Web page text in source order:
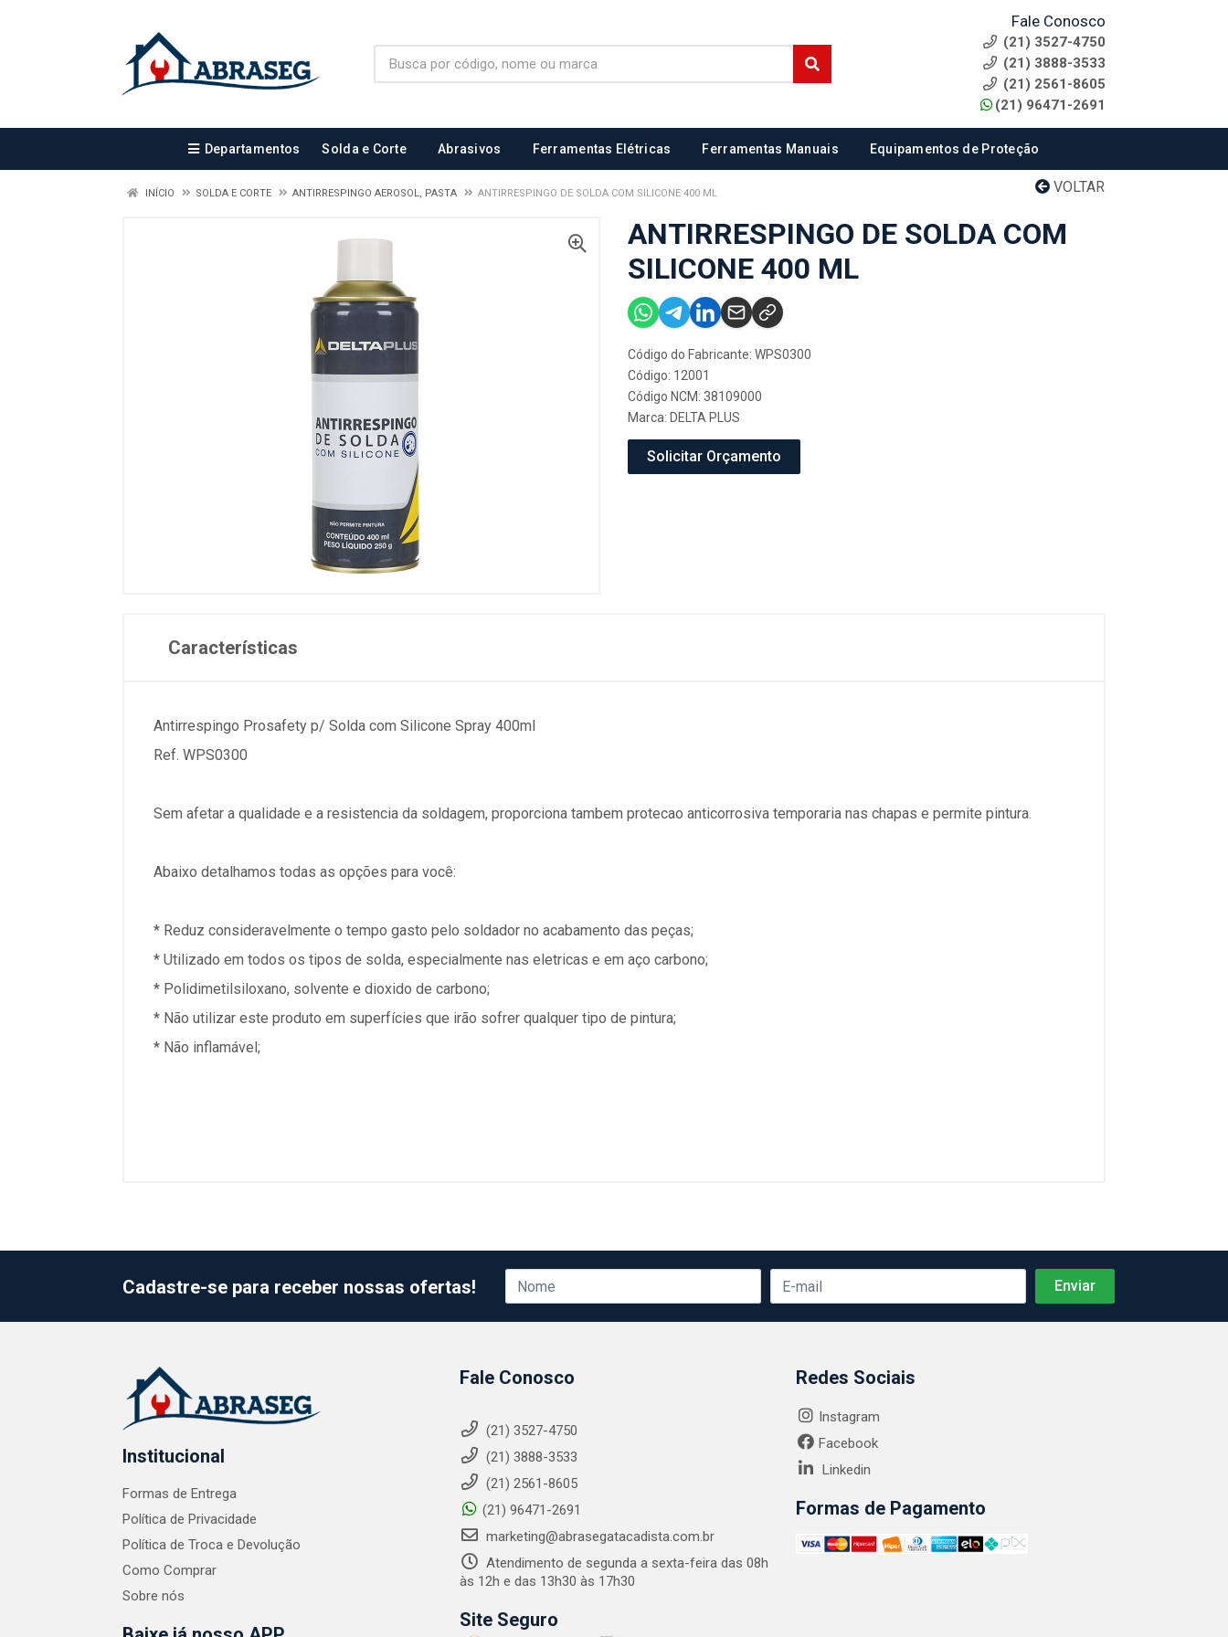
Fale Conosco
(21) 3527-4750
(21) 3888-3533
(21) 2561-8605
(21) 96471-2691
Departamentos Solda e Corte Abrasivos Ferramentas Elétricas Ferramentas Manuais Equipamentos de Proteção
VOLTAR
INÍCIO SOLDA E CORTE ANTIRRESPINGO AEROSOL, PASTA ANTIRRESPINGO DE SOLDA COM SILICONE 400 ML
ANTIRRESPINGO DE SOLDA COM
SILICONE 400 ML
Código do Fabricante: WPS0300
Código: 12001
Código NCM: 38109000
Marca: DELTA PLUS
Solicitar Orçamento
Características
Antirrespingo Prosafety p/ Solda com Silicone Spray 400ml
Ref. WPS0300
Sem afetar a qualidade e a resistencia da soldagem, proporciona tambem protecao anticorrosiva temporaria nas chapas e permite pintura.
Abaixo detalhamos todas as opções para você:
* Reduz consideravelmente o tempo gasto pelo soldador no acabamento das peças;
* Utilizado em todos os tipos de solda, especialmente nas eletricas e em aço carbono;
* Polidimetilsiloxano, solvente e dioxido de carbono;
* Não utilizar este produto em superfícies que irão sofrer qualquer tipo de pintura;
* Não inflamável;
Cadastre-se para receber nossas ofertas!
Institucional
Formas de Entrega
Política de Privacidade
Política de Troca e Devolução
Como Comprar
Sobre nós
Fale Conosco
(21) 3527-4750
(21) 3888-3533
(21) 2561-8605
(21) 96471-2691
marketing@abrasegatacadista.com.br
Atendimento de segunda a sexta-feira das 08h
às 12h e das 13h30 às 17h30
Site Seguro
Redes Sociais
Instagram
Facebook
Linkedin
Formas de Pagamento